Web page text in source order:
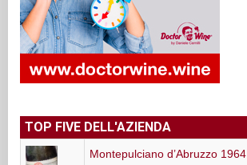
TOP FIVE DELL'AZIENDA
Montepulciano d’Abruzzo 1964